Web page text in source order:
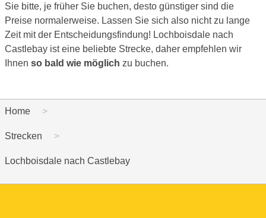
Sie bitte, je früher Sie buchen, desto günstiger sind die
Preise normalerweise. Lassen Sie sich also nicht zu lange
Zeit mit der Entscheidungsfindung! Lochboisdale nach
Castlebay ist eine beliebte Strecke, daher empfehlen wir
Ihnen so bald wie möglich zu buchen.
Home
Strecken
Lochboisdale nach Castlebay